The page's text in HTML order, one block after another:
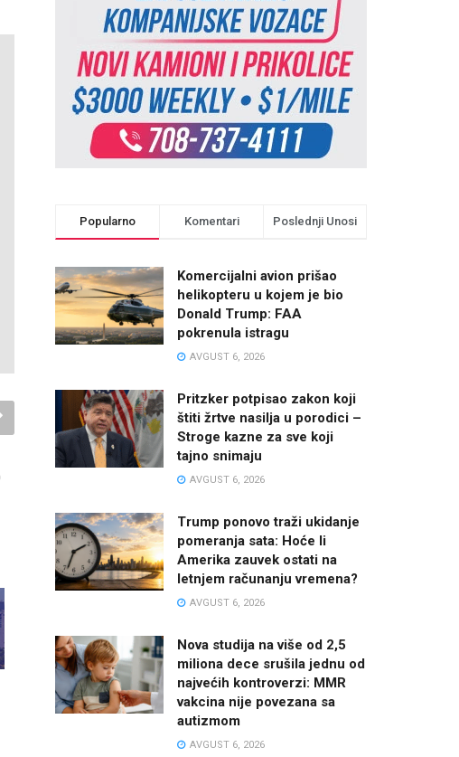
Popularno Komentari Poslednji Unosi
Komercijalni avion prišao
helikopteru u kojem je bio
Donald Trump: FAA
pokrenula istragu
AVGUST 6, 2026
Pritzker potpisao zakon koji
štiti žrtve nasilja u porodici –
Stroge kazne za sve koji
tajno snimaju
AVGUST 6, 2026
Trump ponovo traži ukidanje
pomeranja sata: Hoće li
Amerika zauvek ostati na
letnjem računanju vremena?
AVGUST 6, 2026
Nova studija na više od 2,5
miliona dece srušila jednu od
najvećih kontroverzi: MMR
vakcina nije povezana sa
autizmom
AVGUST 6, 2026